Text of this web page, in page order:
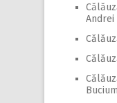
Andrei